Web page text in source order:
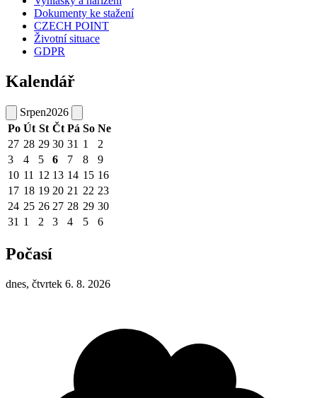
Dokumenty ke stažení
CZECH POINT
Životní situace
GDPR
Kalendář
Srpen2026
Po Út St Čt Pá So Ne
27 28 29 30 31 1
2
3
4 5 6 7 8
9
10 11 12 13 14 15 16
17 18 19 20 21 22 23
24 25 26 27 28 29 30
31 1 2 3 4 5 6
Počasí
dnes, čtvrtek 6. 8. 2026